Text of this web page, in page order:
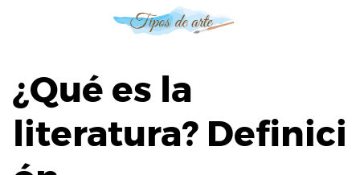
¿Qué es la
literatura? Definici